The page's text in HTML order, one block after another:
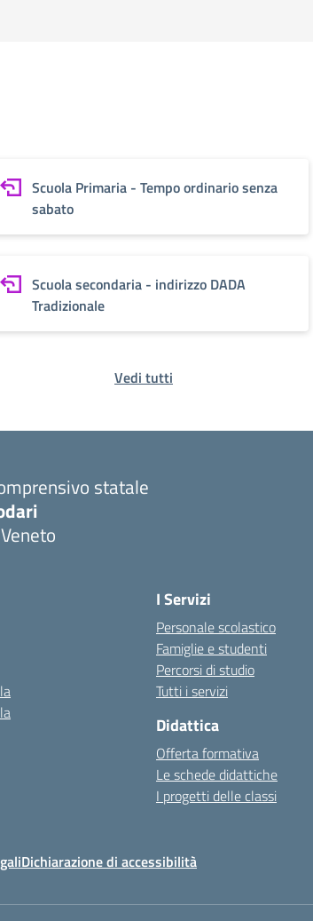
Scuola Primaria - Tempo ordinario senza
sabato
Scuola secondaria - indirizzo DADA
Tradizionale
Vedi tutti
statale
I Servizi
Personale scolastico
Famiglie e studenti
Percorsi di studio
Tutti i servizi
Didattica
Offerta formativa
Le schede didattiche
I progetti delle classi
Dichiarazione di accessibilità